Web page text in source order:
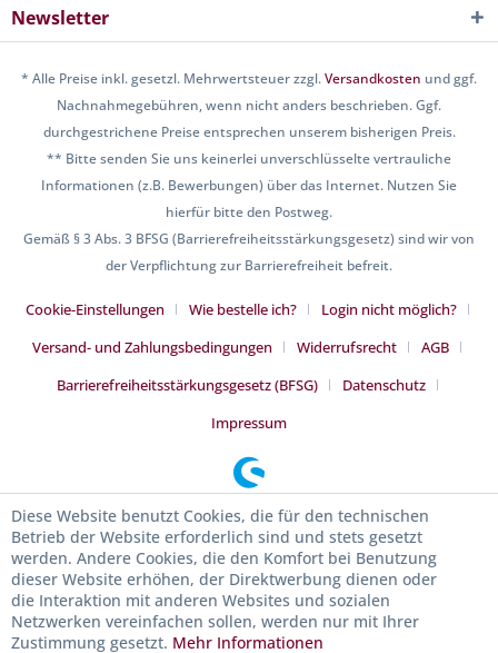
Newsletter
* Alle Preise inkl. gesetzl. Mehrwertsteuer zzgl.Versandkosten und ggf.
Nachnahmegebühren, wenn nicht anders beschrieben. Ggf.
durchgestrichene Preise entsprechen unserem bisherigen Preis.
** Bitte senden Sie uns keinerlei unverschlüsselte vertrauliche
Informationen (z.B. Bewerbungen) über das Internet. Nutzen Sie
hierfür bitte den Postweg.
Gemäß § 3 Abs. 3 BFSG (Barrierefreiheitsstärkungsgesetz) sind wir von
der Verpflichtung zur Barrierefreiheit befreit.
Cookie-Einstellungen Wie bestelle ich?
Login nicht möglich?
Versand- und Zahlungsbedingungen
Widerrufsrecht
AGB
Barrierefreiheitsstärkungsgesetz (BFSG)
Datenschutz
Impressum
Diese Website benutzt Cookies, die für den technischen
Betrieb der Website erforderlich sind und stets gesetzt
werden. Andere Cookies, die den Komfort bei Benutzung
dieser Website erhöhen, der Direktwerbung dienen oder
die Interaktion mit anderen Websites und sozialen
Netzwerken vereinfachen sollen, werden nur mit Ihrer
Zustimmung gesetzt. Mehr Informationen